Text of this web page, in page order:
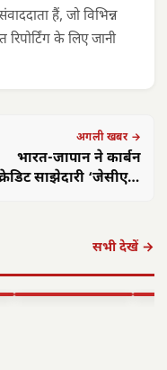
हैं, जो विभिन्न
के लिए जानी
अगली खबर →
भारत-जापान ने कार्बन
साझेदारी ‘जेसीएम’
सभी देखें →
यादव का सम्मान:
रजत पदक…